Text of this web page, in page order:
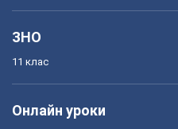
ЗНО
11 клас
Онлайн уроки